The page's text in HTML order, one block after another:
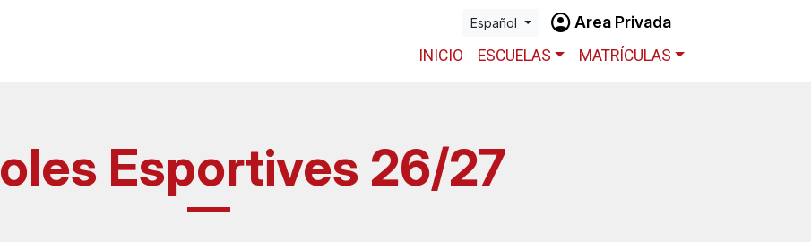
Español account_circleArea Privada
INICIO ESCUELAS MATRÍCULAS
Esportives 26/27